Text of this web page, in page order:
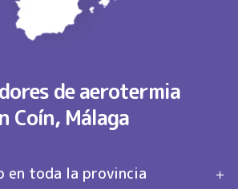
de aerotermia
Coín, Málaga
en toda la provincia